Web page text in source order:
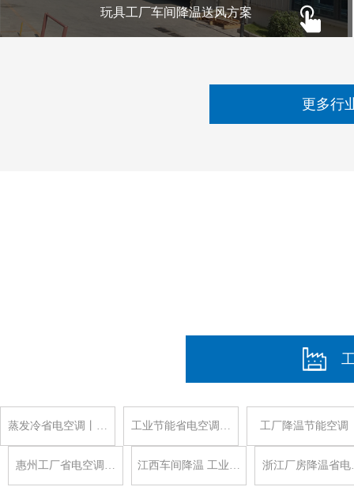
玩具工厂车间降温送风方案
更多行
蒸发冷省电空调丨… 工业节能省电空调… 工厂降温节能空调
惠州工厂省电空调… 江西车间降温 工业… 浙江厂房降温省